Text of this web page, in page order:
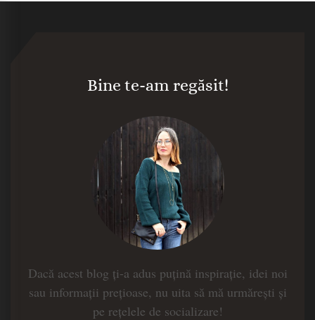
Bine te-am regăsit!
Dacă acest blog ți-a adus puțină inspirație, idei noi
sau informații prețioase, nu uita să mă urmărești și
pe rețelele de socializare!